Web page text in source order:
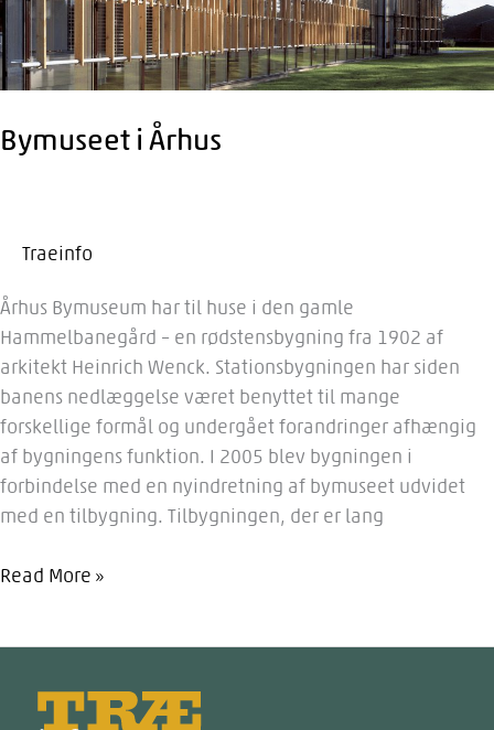
Bymuseet i Århus
Traeinfo
Århus Bymuseum har til huse i den gamle
Hammelbanegård – en rødstensbygning fra 1902 af
arkitekt Heinrich Wenck. Stationsbygningen har siden
banens nedlæggelse været benyttet til mange
forskellige formål og undergået forandringer afhængig
af bygningens funktion. I 2005 blev bygningen i
forbindelse med en nyindretning af bymuseet udvidet
med en tilbygning. Tilbygningen, der er lang
Bymuseet
Read More »
Træinfo